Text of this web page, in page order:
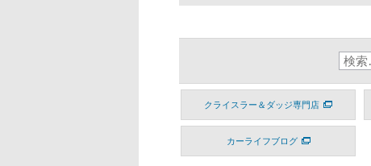
クライスラー＆ダッジ専門店
カーライフブログ